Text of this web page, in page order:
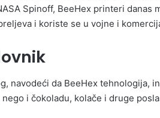
Spinoff, BeeHex printeri danas
i koriste se u vojne i
navodeći da BeeHex tehnologija,
i čokoladu, kolače i druge